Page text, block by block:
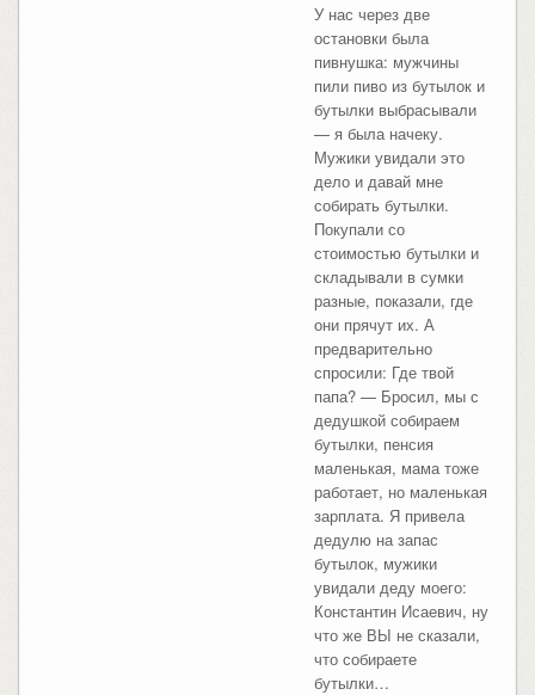
У нас через две
остановки была
пивнушка: мужчины
пили пиво из бутылок и
бутылки выбрасывали
— я была начеку.
Мужики увидали это
дело и давай мне
собирать бутылки.
Покупали со
стоимостью бутылки и
складывали в сумки
разные, показали, где
они прячут их. А
предварительно
спросили: Где твой
папа? — Бросил, мы с
дедушкой собираем
бутылки, пенсия
маленькая, мама тоже
работает, но маленькая
зарплата. Я привела
дедулю на запас
бутылок, мужики
увидали деду моего:
Константин Исаевич, ну
что же ВЫ не сказали,
что собираете
бутылки…